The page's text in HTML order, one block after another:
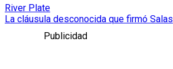
River Plate
La cláusula desconocida que firmó Salas
Publicidad